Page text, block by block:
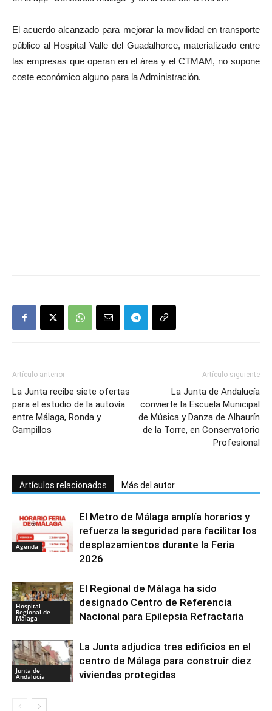
El acuerdo alcanzado para mejorar la movilidad en transporte
público al Hospital Valle del Guadalhorce, materializado entre
las empresas que operan en el área y el CTMAM, no supone
coste económico alguno para la Administración.
Artículo anterior
La Junta recibe siete ofertas
para el estudio de la autovía
entre Málaga, Ronda y
Campillos
Artículo siguiente
La Junta de Andalucía
convierte la Escuela Municipal
de Música y Danza de Alhaurín
de la Torre, en Conservatorio
Profesional
Artículos relacionados Más del autor
Agenda
El Metro de Málaga amplía horarios y
refuerza la seguridad para facilitar los
desplazamientos durante la Feria
2026
Hospital
Regional de
Málaga
El Regional de Málaga ha sido
designado Centro de Referencia
Nacional para Epilepsia Refractaria
Junta de
Andalucía
La Junta adjudica tres edificios en el
centro de Málaga para construir diez
viviendas protegidas